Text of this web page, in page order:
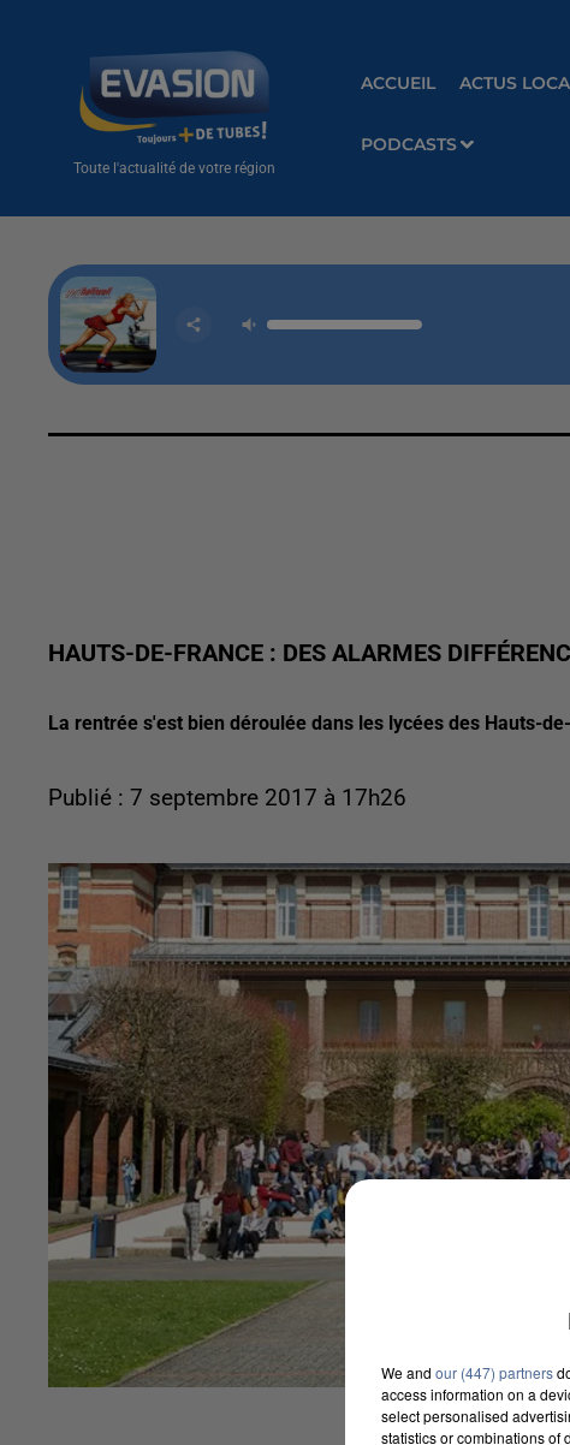
Toute l'actualité de votre région
ACCUEIL ACTUS
PODCASTS
HAUTS-DE-FRANCE : DES ALARMES
La rentrée s'est bien déroulée dans les lycées des Hauts-
Publié : 7 septembre 2017 à 17h26
We and our (447) partners
access information on a
select personalised
statistics or combinations of